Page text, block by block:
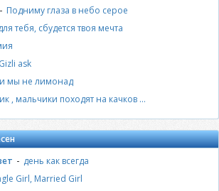
- Подниму глаза в небо серое
тебя, сбудется твоя мечта
Gizli ask
мы не лимонад
, мальчики походят на качков ...
- день как всегда
Girl, Married Girl